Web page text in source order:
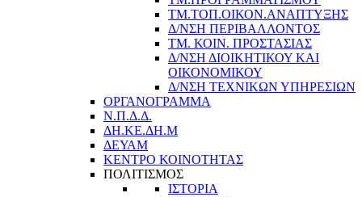
ΤΜ.ΤΟΠ.ΟΙΚΟΝ.ΑΝΑΠΤΥΞΗΣ
Δ/ΝΣΗ ΠΕΡΙΒΑΛΛΟΝΤΟΣ
ΤΜ. ΚΟΙΝ. ΠΡΟΣΤΑΣΙΑΣ
Δ/ΝΣΗ ΔΙΟΙΚΗΤΙΚΟΥ ΚΑΙ
ΟΙΚΟΝΟΜΙΚΟΥ
Δ/ΝΣΗ ΤΕΧΝΙΚΩΝ ΥΠΗΡΕΣΙΩΝ
ΟΡΓΑΝΟΓΡΑΜΜΑ
Ν.Π.Δ.Δ.
ΔΗ.ΚΕ.ΔΗ.Μ
ΔΕΥΑΜ
ΚΕΝΤΡΟ ΚΟΙΝΟΤΗΤΑΣ
ΠΟΛΙΤΙΣΜΟΣ
ΙΣΤΟΡΙΑ